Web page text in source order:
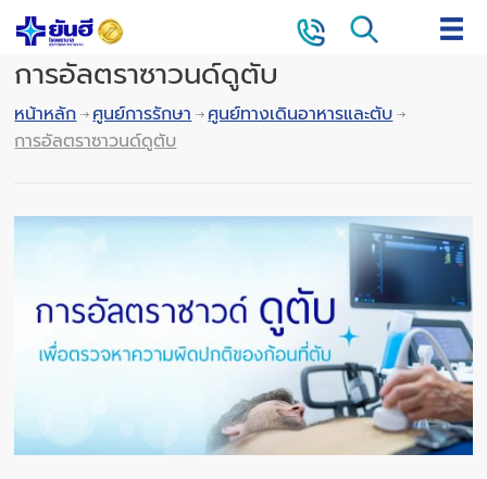
การอัลตราซาวนด์ดูตับ
หน้าหลัก ศูนย์การรักษา
ศูนย์ทางเดินอาหารและตับ
การอัลตราซาวนด์ดูตับ